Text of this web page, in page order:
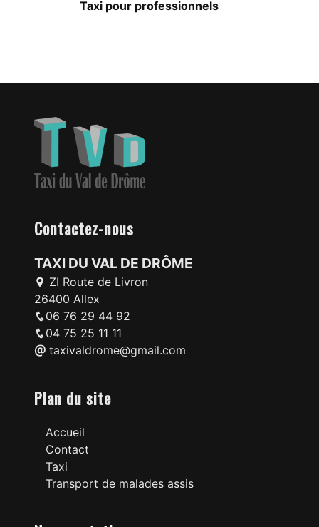
Taxi pour professionnels
Contactez-nous
TAXI DU VAL DE DRÔME
ZI Route de Livron
26400 Allex
06 76 29 44 92
04 75 25 11 11
taxivaldrome@gmail.com
Plan du site
Accueil
Contact
Taxi
Transport de malades assis